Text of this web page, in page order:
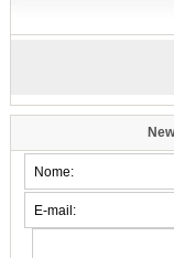
Atividades aos sábados
Blanc
de R$ 1,3 milhão ao
Blumenau realiza a 4ª
sábado, dia 8
Evento com vagas
comunidade para